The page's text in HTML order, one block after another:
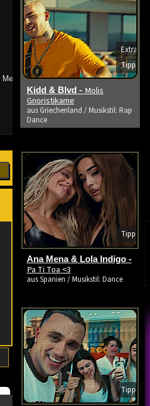
➔
Mehr neue Vids ansehen
Extra
Tipp
Kidd & Blvd - Molis
Gnoristikame
aus Griechenland / Musikstil: Rap
Dance
Tipp
Ana Mena & Lola Indigo -
Pa Ti Toa <3
aus Spanien / Musikstil: Dance
Tipp